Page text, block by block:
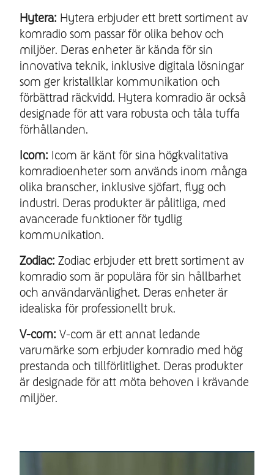
Hytera: Hytera erbjuder ett brett sortiment av
komradio som passar för olika behov och
miljöer. Deras enheter är kända för sin
innovativa teknik, inklusive digitala lösningar
som ger kristallklar kommunikation och
förbättrad räckvidd. Hytera komradio är också
designade för att vara robusta och tåla tuffa
förhållanden.
Icom: Icom är känt för sina högkvalitativa
komradioenheter som används inom många
olika branscher, inklusive sjöfart, flyg och
industri. Deras produkter är pålitliga, med
avancerade funktioner för tydlig
kommunikation.
Zodiac: Zodiac erbjuder ett brett sortiment av
komradio som är populära för sin hållbarhet
och användarvänlighet. Deras enheter är
idealiska för professionellt bruk.
V-com: V-com är ett annat ledande
varumärke som erbjuder komradio med hög
prestanda och tillförlitlighet. Deras produkter
är designade för att möta behoven i krävande
miljöer.